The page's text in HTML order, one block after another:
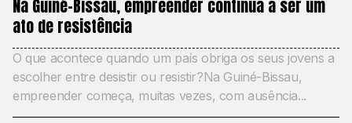
Na Guiné-Bissau, empreender continua a ser um
ato de resistência
O que acontece quando um país obriga os seus jovens a
escolher entre desistir ou resistir?Na Guiné-Bissau,
empreender começa, muitas vezes, com ausência...